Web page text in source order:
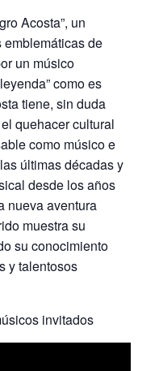
Acosta”, un
de
un músico
como es
tiene, sin duda
quehacer cultural
como músico e
últimas décadas y
desde los años
nueva aventura
muestra su
su conocimiento
y talentosos
invitados